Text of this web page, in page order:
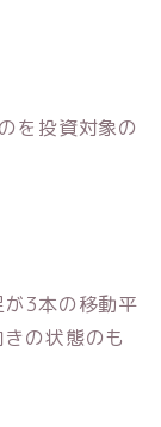
を投資対象の
3本の移動平
の状態のも